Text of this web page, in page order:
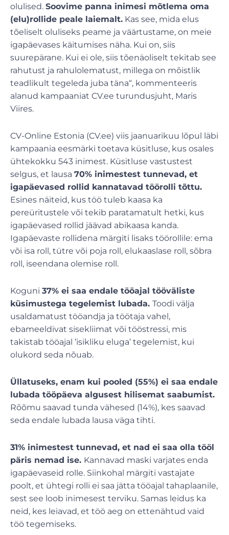
olulised. Soovime panna inimesi mõtlema oma
(elu)rollide peale laiemalt. Kas see, mida elus
tõeliselt oluliseks peame ja väärtustame, on meie
igapäevases käitumises näha. Kui on, siis
suurepärane. Kui ei ole, siis tõenäoliselt tekitab see
rahutust ja rahulolematust, millega on mõistlik
teadlikult tegeleda juba täna“, kommenteeris
alanud kampaaniat CV.ee turundusjuht, Maris
Viires.
CV-Online Estonia (CV.ee) viis jaanuarikuu lõpul läbi
kampaania eesmärki toetava küsitluse, kus osales
ühtekokku 543 inimest. Küsitluse vastustest
selgus, et lausa 70% inimestest tunnevad, et
igapäevased rollid kannatavad töörolli tõttu.
Esines näiteid, kus töö tuleb kaasa ka
pereüritustele või tekib paratamatult hetki, kus
igapäevased rollid jäävad abikaasa kanda.
Igapäevaste rollidena märgiti lisaks töörollile: ema
või isa roll, tütre või poja roll, elukaaslase roll, sõbra
roll, iseendana olemise roll.
Koguni 37% ei saa endale tööajal tööväliste
küsimustega tegelemist lubada. Toodi välja
usaldamatust tööandja ja töötaja vahel,
ebameeldivat sisekliimat või tööstressi, mis
takistab tööajal ’isikliku eluga’ tegelemist, kui
olukord seda nõuab.
Üllatuseks, enam kui pooled (55%) ei saa endale
lubada tööpäeva algusest hilisemat saabumist.
Rõõmu saavad tunda vähesed (14%), kes saavad
seda endale lubada lausa väga tihti.
31% inimestest tunnevad, et nad ei saa olla tööl
päris nemad ise. Kannavad maski varjates enda
igapäevaseid rolle. Siinkohal märgiti vastajate
poolt, et ühtegi rolli ei saa jätta tööajal tahaplaanile,
sest see loob inimesest terviku. Samas leidus ka
neid, kes leiavad, et töö aeg on ettenähtud vaid
töö tegemiseks.